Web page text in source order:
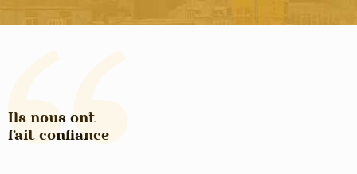
Ils nous ont
fait confiance